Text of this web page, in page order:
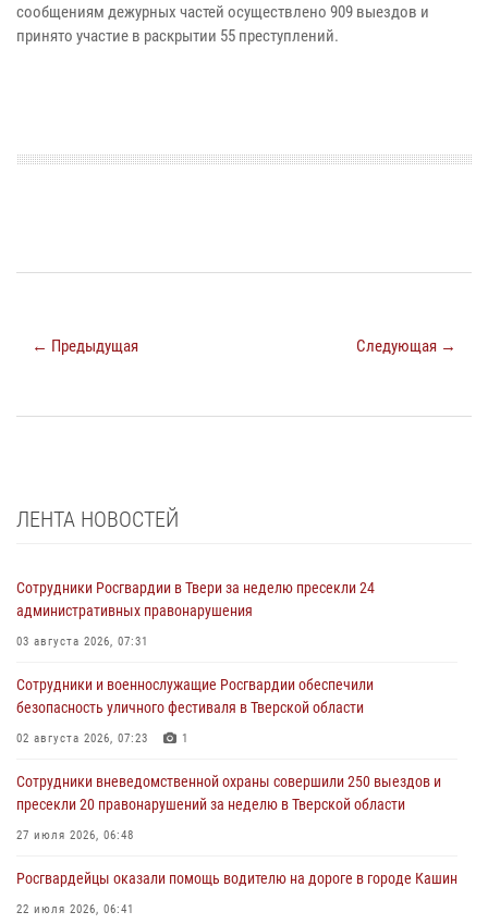
сообщениям дежурных частей осуществлено 909 выездов и
принято участие в раскрытии 55 преступлений.
← Предыдущая Следующая →
ЛЕНТА НОВОСТЕЙ
Сотрудники Росгвардии в Твери за неделю пресекли 24
административных правонарушения
03 августа 2026, 07:31
Сотрудники и военнослужащие Росгвардии обеспечили
безопасность уличного фестиваля в Тверской области
02 августа 2026, 07:23 1
Сотрудники вневедомственной охраны совершили 250 выездов и
пресекли 20 правонарушений за неделю в Тверской области
27 июля 2026, 06:48
Росгвардейцы оказали помощь водителю на дороге в городе Кашин
22 июля 2026, 06:41